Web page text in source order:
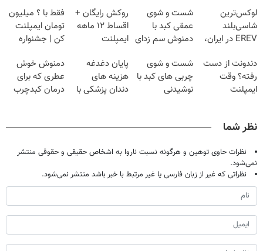
لوکس‌ترین
شاسی‌بلند
EREV در ایران،
رونمایی شد!
شست و شوی
عمقی کبد با
دمنوش سم زدای
روکش رایگان +
اقساط ۱۲ ماهه
ایمپلنت
فقط با ؟ میلیون
تومان ایمپلنت
کن | جشنواره
دندونت از دست
رفته؟ وقت
ایمپلنت
شست و شوی
چربی های کبد با
نوشیدنی
پایان دغدغه
هزینه های
دندان پزشکی با
دمنوش خوش
عطری که برای
درمان کبدچرب
نظر شما
نظرات حاوی توهین و هرگونه نسبت ناروا به اشخاص حقیقی و حقوقی منتشر
نمی‌شود.
نظراتی که غیر از زبان فارسی یا غیر مرتبط با خبر باشد منتشر نمی‌شود.